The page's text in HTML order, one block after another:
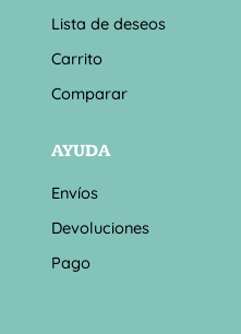
Lista de deseos
Carrito
Comparar
AYUDA
Envíos
Devoluciones
Pago